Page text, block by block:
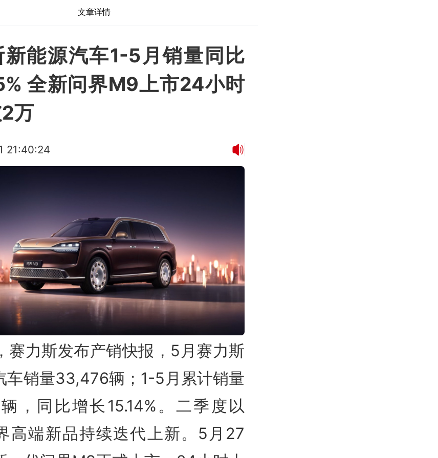
文章详情
新能源汽车1-5月销量同比
全新问界M9上市24小时
万
21:40:24
赛力斯发布产销快报，5月赛力斯
车销量33,476辆；1-5月累计销量
，同比增长15.14%。二季度以
高端新品持续迭代上新。5月27